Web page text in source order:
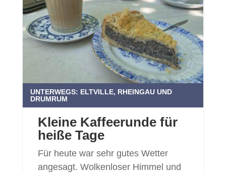
Kleine Kaffeerunde für
heiße Tage
UNTERWEGS: ELTVILLE, RHEINGAU UND
DRUMRUM
Für heute war sehr gutes Wetter
angesagt. Wolkenloser Himmel und